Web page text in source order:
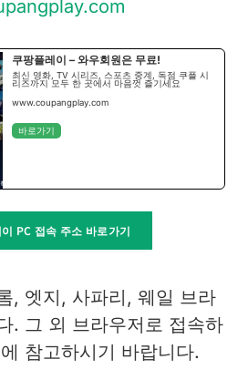
쿠팡플레이 – 와우회원은 무료!
최신 영화, TV 시리즈, 스포츠 중계, 독점 쿠플 시
리즈까지 모두 한 곳에서 마음껏 즐기세요
www.coupangplay.com
바로가기
PC 접속 주소 바로가기
, 엣지, 사파리, 웨일 브라
. 그 외 브라우저로 접속하
참고하시기 바랍니다.